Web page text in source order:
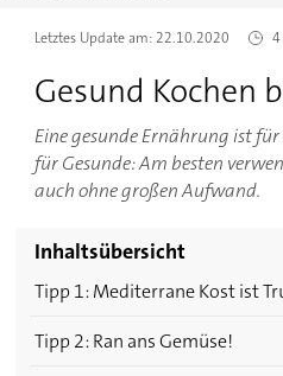
Letztes Update am:22.10.2020
Gesund Kochen
Eine gesunde Ernährung ist
für Gesunde: Am besten
auch ohne großen Aufwand.
Inhaltsübersicht
Tipp 1: Mediterrane Kost ist
Tipp 2: Ran ans Gemüse!